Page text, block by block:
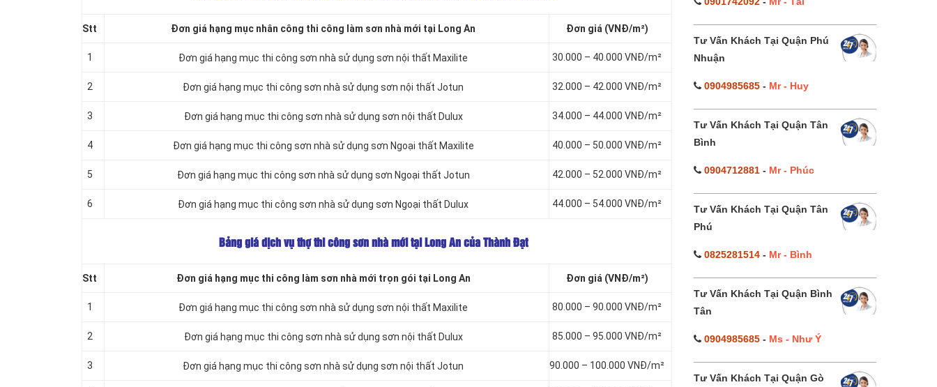
Stt Đơn giá hạng mục nhân công thi công làm sơn nhà mới tại Long An Đơn giá (VNĐ/m²)
1 Đơn giá hạng mục thi công sơn nhà sử dụng sơn nội thất Maxilite 30.000 – 40.000 VNĐ/m²
2 Đơn giá hạng mục thi công sơn nhà sử dụng sơn nội thất Jotun 32.000 – 42.000 VNĐ/m²
3 Đơn giá hạng mục thi công sơn nhà sử dụng sơn nội thất Dulux 34.000 – 44.000 VNĐ/m²
4 Đơn giá hạng mục thi công sơn nhà sử dụng sơn Ngoại thất Maxilite 40.000 – 50.000 VNĐ/m²
5 Đơn giá hạng mục thi công sơn nhà sử dụng sơn Ngoại thất Jotun 42.000 – 52.000 VNĐ/m²
6 Đơn giá hạng mục thi công sơn nhà sử dụng sơn Ngoại thất Dulux 44.000 – 54.000 VNĐ/m²
Bảng giá dịch vụ thợ thi công sơn nhà mới tại Long An của Thành Đạt
Stt Đơn giá hạng mục thi công làm sơn nhà mới trọn gói tại Long An Đơn giá (VNĐ/m²)
1 Đơn giá hạng mục thi công sơn nhà sử dụng sơn nội thất Maxilite 80.000 – 90.000 VNĐ/m²
2 Đơn giá hạng mục thi công sơn nhà sử dụng sơn nội thất Dulux 85.000 – 95.000 VNĐ/m²
3 Đơn giá hạng mục thi công sơn nhà sử dụng sơn nội thất Jotun 90.000 – 100.000 VNĐ/m²
Tư Vấn Khách Tại Quận Phú
Nhuận
0904985685- Mr - Huy
Tư Vấn Khách Tại Quận Tân
Bình
0904712881- Mr - Phúc
Tư Vấn Khách Tại Quận Tân
Phú
0825281514- Mr - Bình
Tư Vấn Khách Tại Quận Bình
Tân
0904985685- Ms - Như Ý
Tư Vấn Khách Tại Quận Gò